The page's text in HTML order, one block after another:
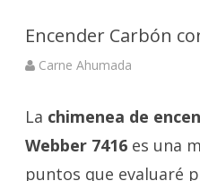
Encender Carbón
Carne Ahumada
La chimenea de
Webber 7416 es una
puntos que evaluaré